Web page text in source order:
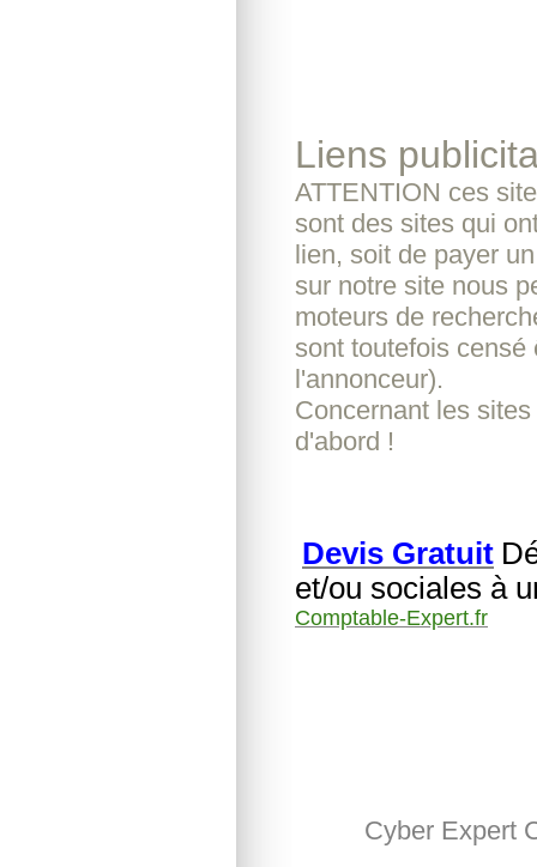
Liens
ATTENTION ces
sont des sites qui
lien, soit de payer
sur notre site nous
moteurs de
sont toutefois censé
l'annonceur).
Concernant les
d'abord !
Devis Gratuit
et/ou sociales à
Comptable-Expert.fr
Cyber Expert